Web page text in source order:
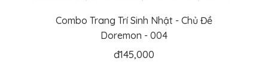
Combo Trang Trí Sinh Nhật - Chủ Đề
Doremon - 004
đ145,000